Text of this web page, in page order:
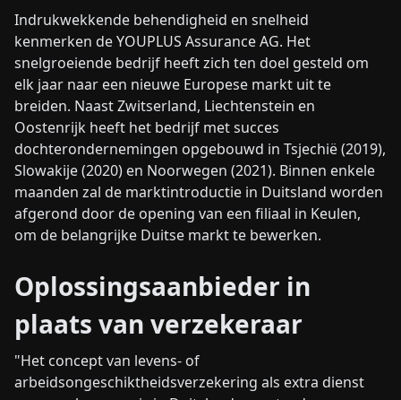
Indrukwekkende behendigheid en snelheid
kenmerken de YOUPLUS Assurance AG. Het
snelgroeiende bedrijf heeft zich ten doel gesteld om
elk jaar naar een nieuwe Europese markt uit te
breiden. Naast Zwitserland, Liechtenstein en
Oostenrijk heeft het bedrijf met succes
dochterondernemingen opgebouwd in Tsjechië (2019),
Slowakije (2020) en Noorwegen (2021). Binnen enkele
maanden zal de marktintroductie in Duitsland worden
afgerond door de opening van een filiaal in Keulen,
om de belangrijke Duitse markt te bewerken.
Oplossingsaanbieder in
plaats van verzekeraar
"Het concept van levens- of
arbeidsongeschiktheidsverzekering als extra dienst